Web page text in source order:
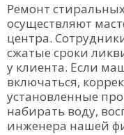
Ремонт
осуществляют
центра.
сжатые сроки
у клиента. Если
включаться,
установленные
набирать воду,
инженера нашей